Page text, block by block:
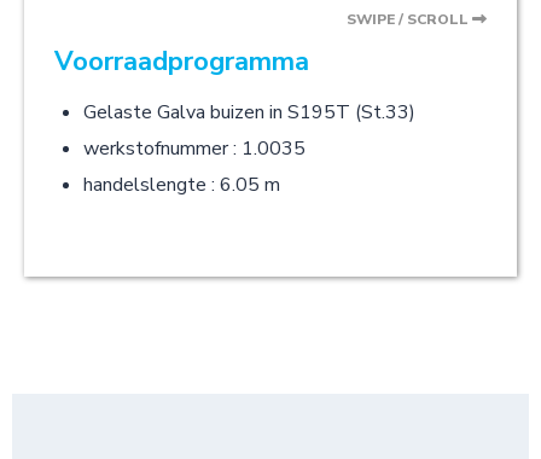
SWIPE / SCROLL
Voorraadprogramma
Gelaste Galva buizen in S195T (St.33)
werkstofnummer : 1.0035
handelslengte : 6.05 m